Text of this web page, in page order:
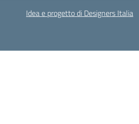
Idea e progetto di Designers Italia